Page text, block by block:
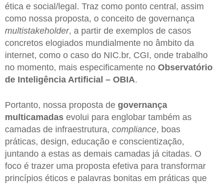
ética e social/legal. Traz como ponto central, assim
como nossa proposta, o conceito de governança
multistakeholder, a partir de exemplos de casos
concretos elogiados mundialmente no âmbito da
internet, como o caso do NIC.br, CGI, onde trabalho
no momento, mais especificamente no Observatório
de Inteligência Artificial – OBIA.
Portanto, nossa proposta de governança
multicamadas evolui para englobar também as
camadas de infraestrutura, compliance, boas
práticas, design, educação e conscientização,
juntando a estas as demais camadas já citadas. O
foco é trazer uma proposta efetiva para transformar
princípios éticos e palavras bonitas em práticas que